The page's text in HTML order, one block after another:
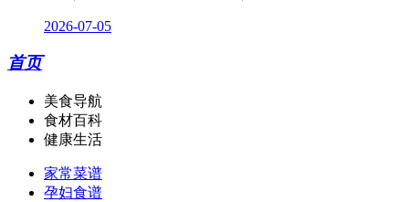
2026-07-05
首页
美食导航
食材百科
健康生活
家常菜谱
孕妇食谱